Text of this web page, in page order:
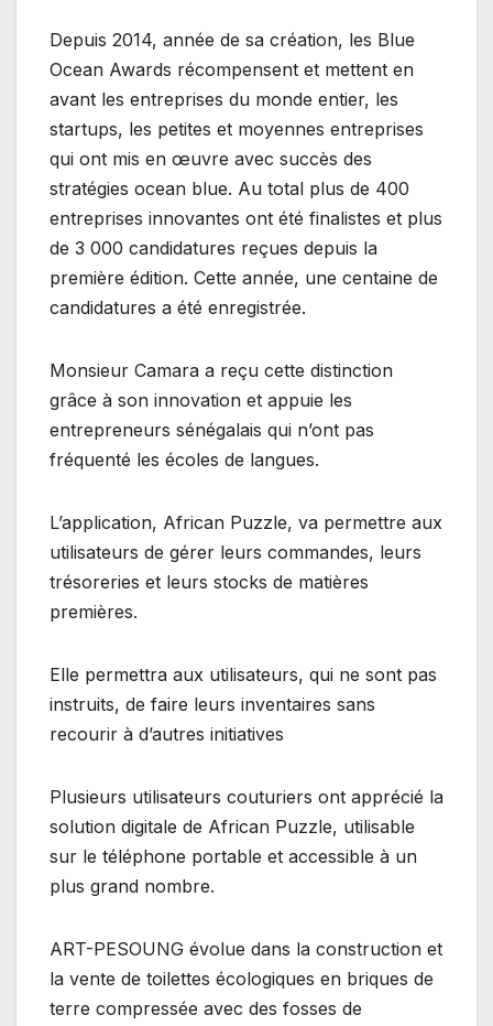
Depuis 2014, année de sa création, les Blue
Ocean Awards récompensent et mettent en
avant les entreprises du monde entier, les
startups, les petites et moyennes entreprises
qui ont mis en œuvre avec succès des
stratégies ocean blue. Au total plus de 400
entreprises innovantes ont été finalistes et plus
de 3 000 candidatures reçues depuis la
première édition. Cette année, une centaine de
candidatures a été enregistrée.
Monsieur Camara a reçu cette distinction
grâce à son innovation et appuie les
entrepreneurs sénégalais qui n’ont pas
fréquenté les écoles de langues.
L’application, African Puzzle, va permettre aux
utilisateurs de gérer leurs commandes, leurs
trésoreries et leurs stocks de matières
premières.
Elle permettra aux utilisateurs, qui ne sont pas
instruits, de faire leurs inventaires sans
recourir à d’autres initiatives
Plusieurs utilisateurs couturiers ont apprécié la
solution digitale de African Puzzle, utilisable
sur le téléphone portable et accessible à un
plus grand nombre.
ART-PESOUNG évolue dans la construction et
la vente de toilettes écologiques en briques de
terre compressée avec des fosses de